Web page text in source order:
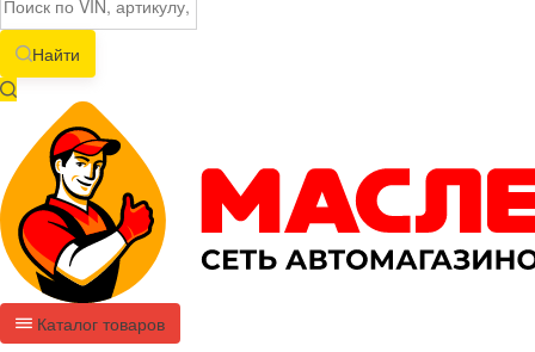
Найти
Каталог товаров